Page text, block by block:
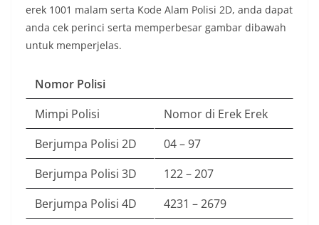
erek 1001 malam serta Kode Alam Polisi 2D, anda dapat
anda cek perinci serta memperbesar gambar dibawah
untuk memperjelas.
Nomor Polisi
Mimpi Polisi
Nomor di Erek Erek
Berjumpa Polisi 2D
04 – 97
Berjumpa Polisi 3D
122 – 207
Berjumpa Polisi 4D
4231 – 2679